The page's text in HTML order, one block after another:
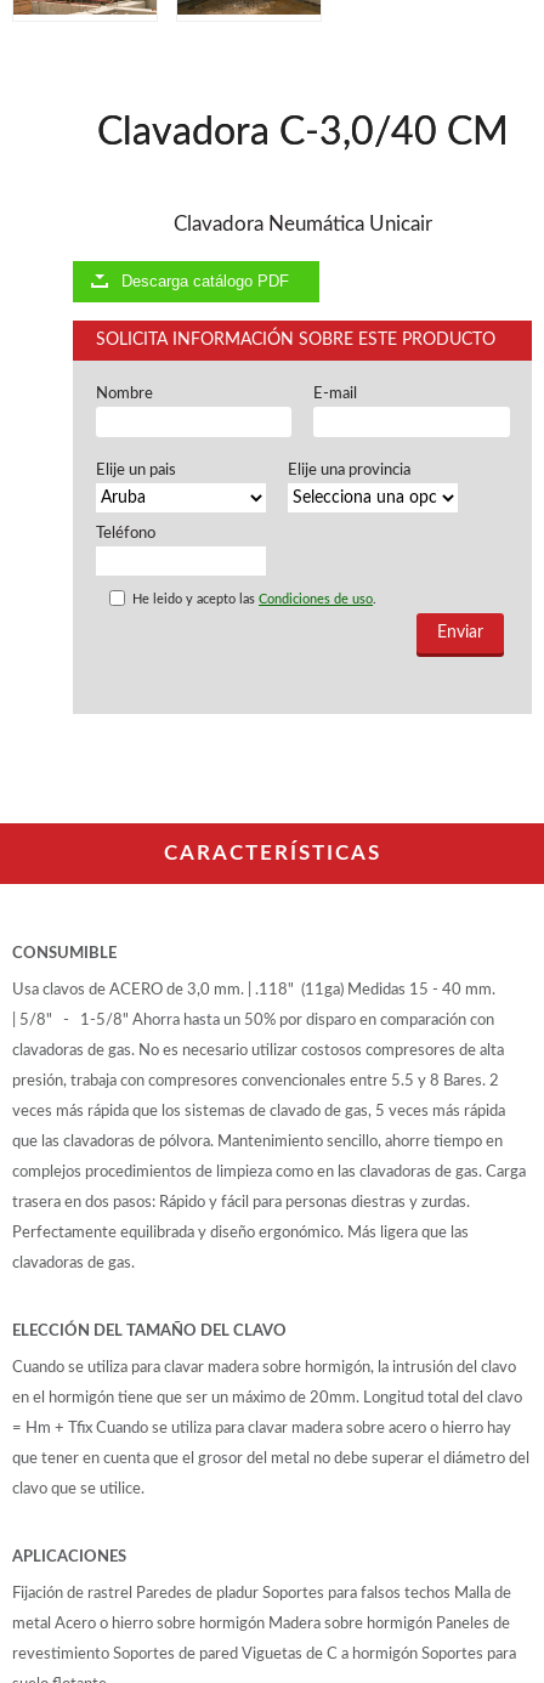
Aspiradores industriales
Regruesos
Sierras circulares
Sierras circulares - Escuadradoras
Sierras circulares - Tupi
Sierras de Cinta
Taladros escopleadores
WOODMAN PROFESIONAL
Compresores
Ofertas y oportunidades
Ofertas y oportunidades
Clavadora C-3,0/40 CM
Clavadora Neumática Unicair
Descarga catálogo PDF
SOLICITA INFORMACIÓN SOBRE ESTE PRODUCTO
Nombre E-mail
Elije un pais Elije una provincia
Teléfono
He leido y acepto lasCondiciones de uso.
CARACTERÍSTICAS
CONSUMIBLE
Usa clavos de ACERO de 3,0 mm. | .118" (11ga) Medidas 15 - 40 mm.
| 5/8" - 1-5/8" Ahorra hasta un 50% por disparo en comparación con
clavadoras de gas. No es necesario utilizar costosos compresores de alta
presión, trabaja con compresores convencionales entre 5.5 y 8 Bares. 2
veces más rápida que los sistemas de clavado de gas, 5 veces más rápida
que las clavadoras de pólvora. Mantenimiento sencillo, ahorre tiempo en
complejos procedimientos de limpieza como en las clavadoras de gas. Carga
trasera en dos pasos: Rápido y fácil para personas diestras y zurdas.
Perfectamente equilibrada y diseño ergonómico. Más ligera que las
clavadoras de gas.
ELECCIÓN DEL TAMAÑO DEL CLAVO
Cuando se utiliza para clavar madera sobre hormigón, la intrusión del clavo
en el hormigón tiene que ser un máximo de 20mm. Longitud total del clavo
= Hm + Tfix Cuando se utiliza para clavar madera sobre acero o hierro hay
que tener en cuenta que el grosor del metal no debe superar el diámetro del
clavo que se utilice.
APLICACIONES
Fijación de rastrel Paredes de pladur Soportes para falsos techos Malla de
metal Acero o hierro sobre hormigón Madera sobre hormigón Paneles de
revestimiento Soportes de pared Viguetas de C a hormigón Soportes para